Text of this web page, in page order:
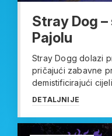
Stray Dog
Pajolu
Stray Dogg dolazi
pričajući zabavne
demistificirajući
DETALJNIJE